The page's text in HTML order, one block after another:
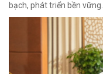
bạch, phát triển bền vững.